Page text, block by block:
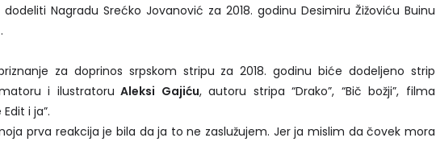
Nagradu Srećko Jovanović za 2018. godinu Desimiru Žižoviću Buinu
za doprinos srpskom stripu za 2018. godinu biće dodeljeno strip
i ilustratoru Aleksi Gajiću, autoru stripa “Drako”, “Bič božji”, filma
i ja”.
prva reakcija je bila da ja to ne zaslužujem. Jer ja mislim da čovek mora